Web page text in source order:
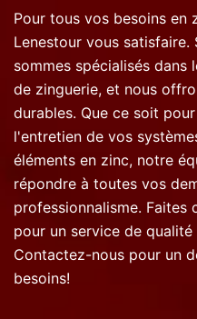
Pour tous vos besoins en
Lenestour vous satisfaire.
sommes spécialisés
de zinguerie, et nous
durables. Que ce soit
l'entretien de vos
éléments en zinc, notre
répondre à toutes vos
professionnalisme. Faites
pour un service de
Contactez-nous pour un
besoins!